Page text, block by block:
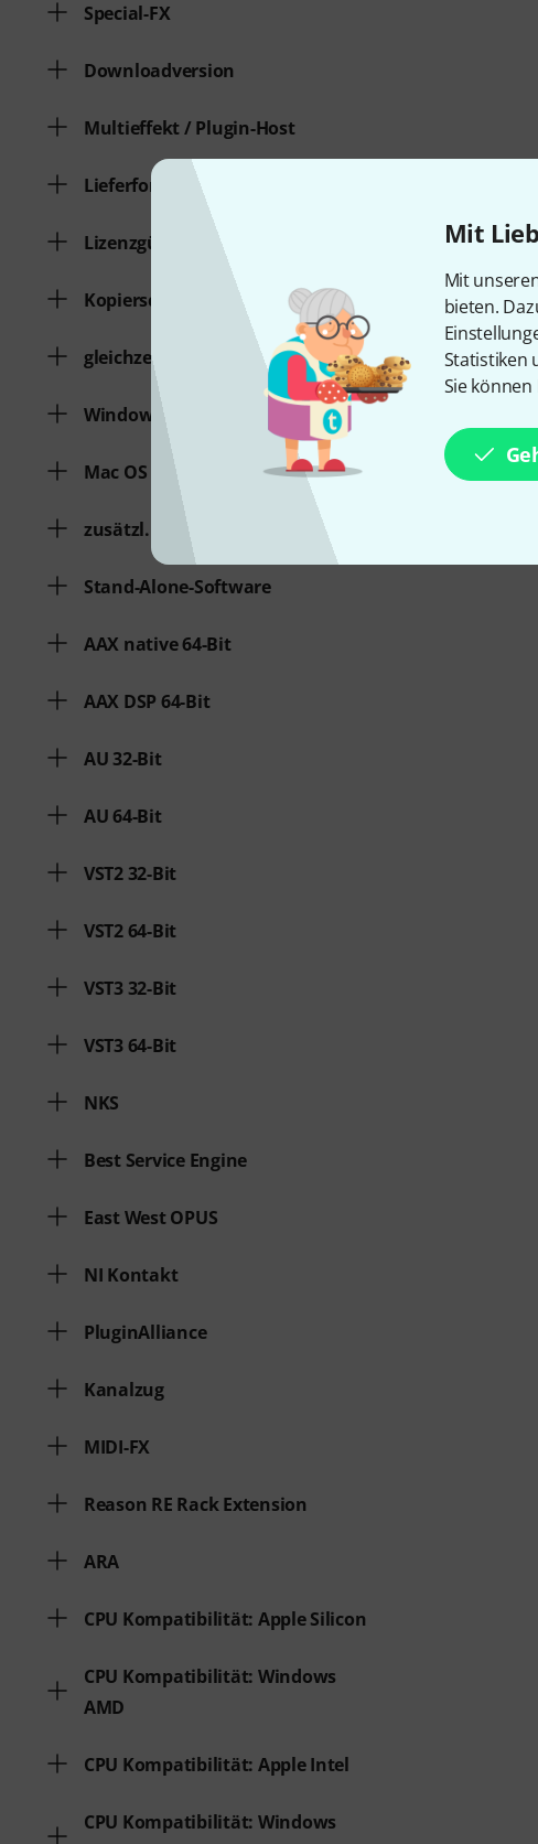
Mit
Mit
bieten.
Statistiken
Sie
Special-FX
Downloadversion
Multieffekt / Plugin-Host
Lieferform
Lizenzgültigkeit
Kopierschutz
gleichzeitige Freischaltungen
Windows
Mac OS (64 Bit)
zusätzl. Systemvoraussetzungen
Stand-Alone-Software
AAX native 64-Bit
AAX DSP 64-Bit
AU 32-Bit
AU 64-Bit
VST2 32-Bit
VST2 64-Bit
VST3 32-Bit
VST3 64-Bit
NKS
Best Service Engine
East West OPUS
NI Kontakt
PluginAlliance
Kanalzug
MIDI-FX
Reason RE Rack Extension
ARA
CPU Kompatibilität: Apple Silicon
CPU Kompatibilität: Windows
AMD
CPU Kompatibilität: Apple Intel
CPU Kompatibilität: Windows